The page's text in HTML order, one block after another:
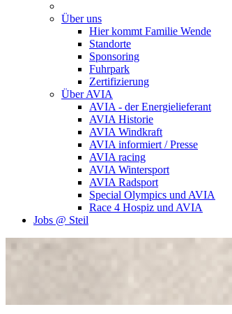
Über uns
Hier kommt Familie Wende
Standorte
Sponsoring
Fuhrpark
Zertifizierung
Über AVIA
AVIA - der Energielieferant
AVIA Historie
AVIA Windkraft
AVIA informiert / Presse
AVIA racing
AVIA Wintersport
AVIA Radsport
Special Olympics und AVIA
Race 4 Hospiz und AVIA
Jobs @ Steil